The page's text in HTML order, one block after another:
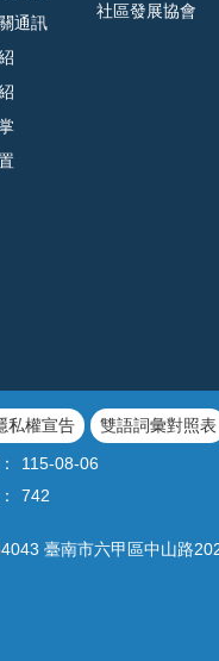
通訊
社區發展協會
私權宣告 雙語詞彙對照表
115-08-06
742
臺南市六甲區中山路